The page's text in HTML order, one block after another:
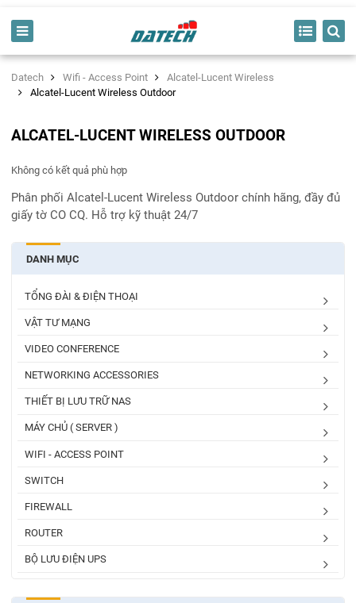
Datech Wifi - Access Point
Alcatel-Lucent Wireless
Alcatel-Lucent Wireless Outdoor
DANH MỤC
TỔNG ĐÀI & ĐIỆN THOẠI
VẬT TƯ MẠNG
VIDEO CONFERENCE
NETWORKING ACCESSORIES
THIẾT BỊ LƯU TRỮ NAS
MÁY CHỦ ( SERVER )
WIFI - ACCESS POINT
SWITCH
FIREWALL
ROUTER
BỘ LƯU ĐIỆN UPS
ALCATEL-LUCENT WIRELESS OUTDOOR
Không có kết quả phù hợp
Phân phối Alcatel-Lucent Wireless Outdoor chính hãng, đầy đủ
giấy tờ CO CQ. Hỗ trợ kỹ thuật 24/7